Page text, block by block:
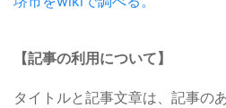
【記事の利用について】
タイトルと記事文章は、記事の